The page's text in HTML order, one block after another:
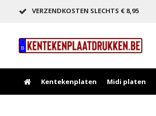
VERZENDKOSTEN SLECHTS € 8,95
Kentekenplaten Midi platen